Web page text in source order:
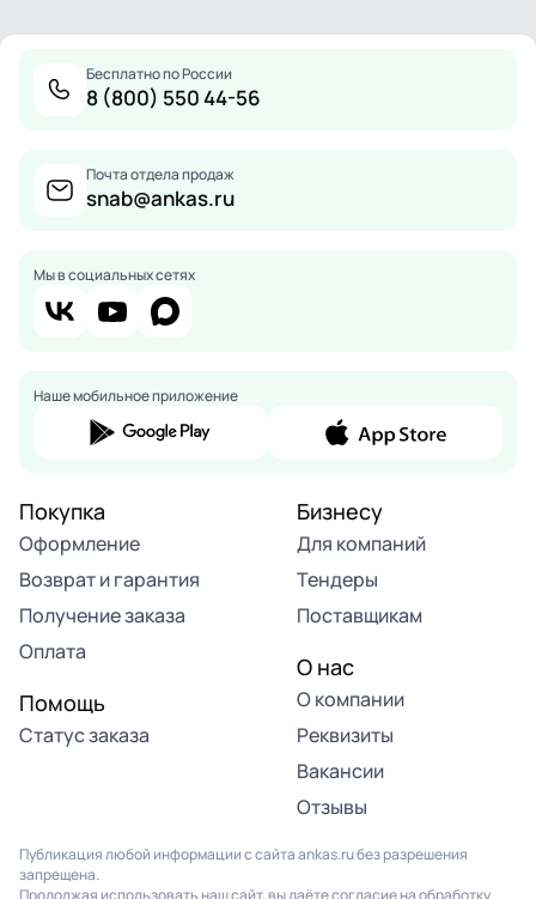
Бесплатно по России
8 (800) 550 44-56
Почта отдела продаж
snab@ankas.ru
Мы в социальных сетях
Наше мобильное приложение
Покупка
Оформление
Возврат и гарантия
Получение заказа
Оплата
Помощь
Статус заказа
Бизнесу
Для компаний
Тендеры
Поставщикам
О нас
О компании
Реквизиты
Вакансии
Отзывы
Публикация любой информации с сайта ankas.ru без разрешения
запрещена.